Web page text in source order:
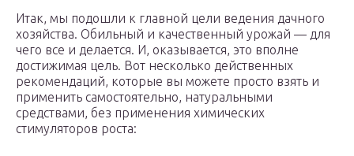
Итак, мы подошли к главной цели ведения дачного
хозяйства. Обильный и качественный урожай — для
чего все и делается. И, оказывается, это вполне
достижимая цель. Вот несколько действенных
рекомендаций, которые вы можете просто взять и
применить самостоятельно, натуральными
средствами, без применения химических
стимуляторов роста: